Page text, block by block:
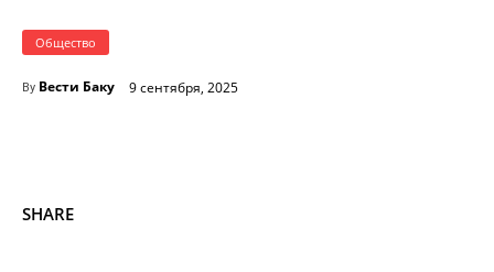
Общество
By Вести Баку 9 сентября, 2025
SHARE